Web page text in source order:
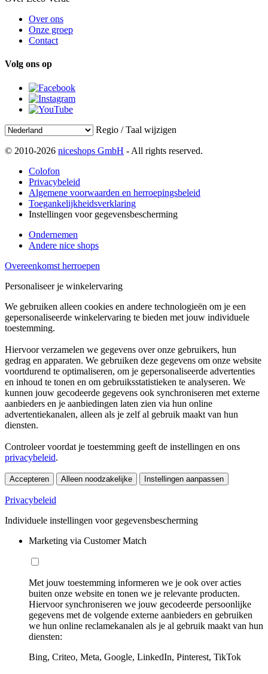
Over ons
Onze groep
Contact
Volg ons op
Regio / Taal wijzigen
© 2010-2026 niceshops GmbH - All rights reserved.
Colofon
Privacybeleid
Algemene voorwaarden en herroepingsbeleid
Toegankelijkheidsverklaring
Instellingen voor gegevensbescherming
Ondernemen
Andere nice shops
Overeenkomst herroepen
Personaliseer je winkelervaring
We gebruiken alleen cookies en andere technologieën om je een
gepersonaliseerde winkelervaring te bieden met jouw individuele
toestemming.
Hiervoor verzamelen we gegevens over onze gebruikers, hun
gedrag en apparaten. We gebruiken deze gegevens om onze website
voortdurend te optimaliseren, om je gepersonaliseerde advertenties
en inhoud te tonen en om gebruiksstatistieken te analyseren. We
kunnen jouw gecodeerde gegevens ook synchroniseren met externe
aanbieders en je aanbiedingen laten zien via hun online
advertentiekanalen, alleen als je zelf al gebruik maakt van hun
diensten.
Controleer voordat je toestemming geeft de instellingen en ons
privacybeleid.
Accepteren Alleen noodzakelijke Instellingen aanpassen
Privacybeleid
Individuele instellingen voor gegevensbescherming
Marketing via Customer Match
Met jouw toestemming informeren we je ook over acties
buiten onze website en tonen we je relevante producten.
Hiervoor synchroniseren we jouw gecodeerde persoonlijke
gegevens met de volgende externe aanbieders en gebruiken
we hun online reclamekanalen als je al gebruik maakt van hun
diensten:
Bing, Criteo, Meta, Google, LinkedIn, Pinterest, TikTok